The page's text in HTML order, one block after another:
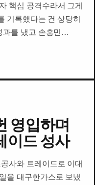
핵심 공격수라서 그게
기록했다는 건 상당히
과를 냈고 손흥민…
영입하며
이드 성사
사와 트레이드로 이대
을 대구한가스로 보냈